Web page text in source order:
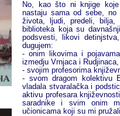
No, kao što ni knjige
nastaju sama od sebe,
života, ljudi, predeli,
biblioteka koja su
podsvesti, likovi
dugujem:
- onim likovima i
izmedju Vrnjaca i
- svojim profesorima
- svom dragom kolektivu
vladala stvaralačka i
aktivu profesara
saradnike i svim onim
učionicama koji su mi